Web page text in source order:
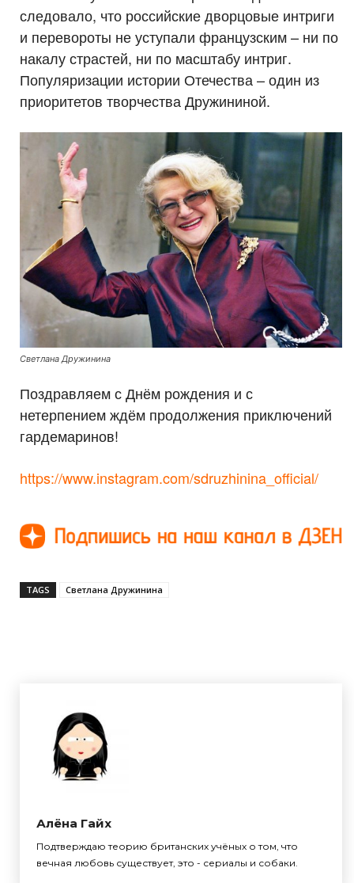
следовало, что российские дворцовые интриги
и перевороты не уступали французским – ни по
накалу страстей, ни по масштабу интриг.
Популяризации истории Отечества – один из
приоритетов творчества Дружининой.
Светлана Дружинина
Поздравляем с Днём рождения и с
нетерпением ждём продолжения приключений
гардемаринов!
https://www.instagram.com/sdruzhinina_official/
TAGS Светлана Дружинина
Алёна Гайх
Подтверждаю теорию британских учёных о том, что
вечная любовь существует, это - сериалы и собаки.